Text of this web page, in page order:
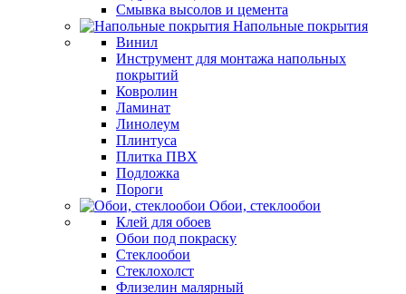
Смывка высолов и цемента
Напольные покрытия
Винил
Инструмент для монтажа напольных
покрытий
Ковролин
Ламинат
Линолеум
Плинтуса
Плитка ПВХ
Подложка
Пороги
Обои, стеклообои
Клей для обоев
Обои под покраску
Стеклообои
Стеклохолст
Флизелин малярный